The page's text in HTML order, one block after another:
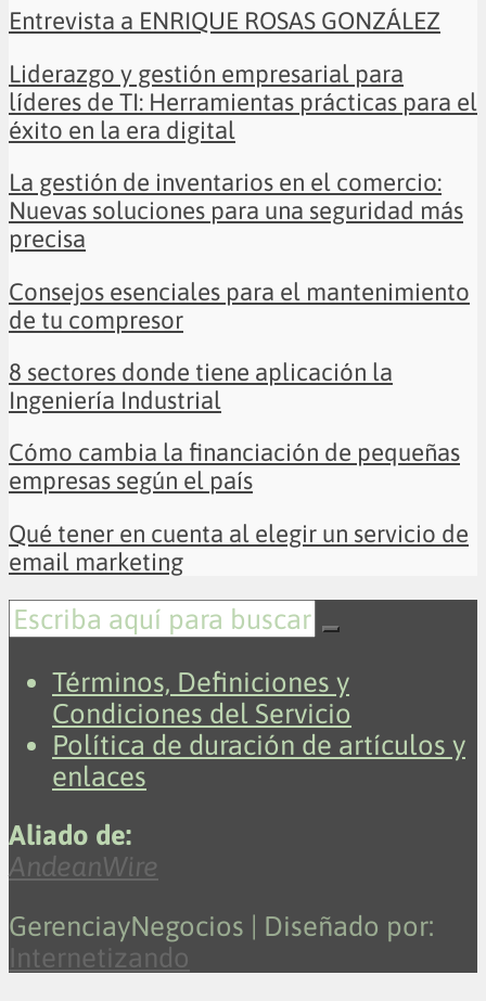
Entrevista a ENRIQUE ROSAS GONZÁLEZ
Liderazgo y gestión empresarial para
líderes de TI: Herramientas prácticas para el
éxito en la era digital
La gestión de inventarios en el comercio:
Nuevas soluciones para una seguridad más
precisa
Consejos esenciales para el mantenimiento
de tu compresor
8 sectores donde tiene aplicación la
Ingeniería Industrial
Cómo cambia la financiación de pequeñas
empresas según el país
Qué tener en cuenta al elegir un servicio de
email marketing
Términos, Definiciones y
Condiciones del Servicio
Política de duración de artículos y
enlaces
Aliado de:
AndeanWire
GerenciayNegocios | Diseñado por:
Internetizando